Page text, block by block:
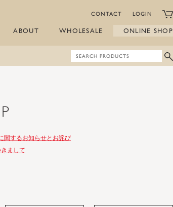
CONTACT LOGIN
ABOUT WHOLESALE ONLINE SHOP
関するお知らせとお詫び
まして